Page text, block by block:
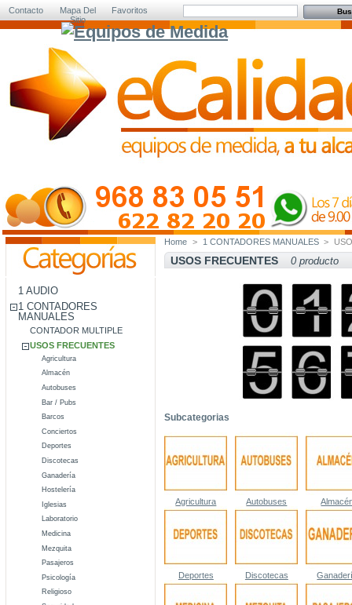
Contacto
Mapa Del
Sitio
Favoritos
1 AUDIO
1 CONTADORES
MANUALES
CONTADOR MULTIPLE
USOS FRECUENTES
Agricultura
Almacén
Autobuses
Bar / Pubs
Barcos
Conciertos
Deportes
Discotecas
Ganadería
Hostelería
Iglesias
Laboratorio
Medicina
Mezquita
Pasajeros
Psicología
Religioso
Home > 1 CONTADORES MANUALES >
USOS FRECUENTES 0 producto
Subcategorias
Agricultura Autobuses
Deportes Discotecas